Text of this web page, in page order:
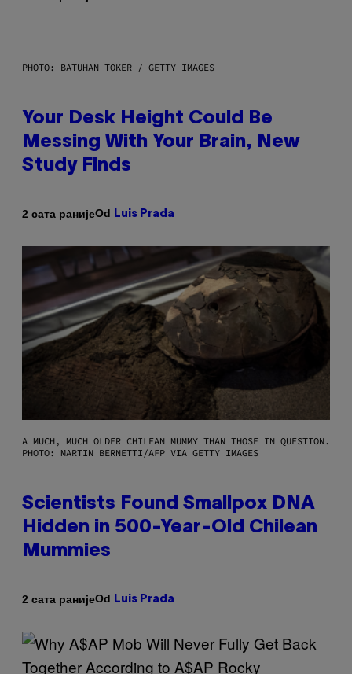
PHOTO: BATUHAN TOKER / GETTY IMAGES
Your Desk Height Could Be
Messing With Your Brain, New
Study Finds
2 сата ранијеOd Luis Prada
A MUCH, MUCH OLDER CHILEAN MUMMY THAN THOSE IN QUESTION.
PHOTO: MARTIN BERNETTI/AFP VIA GETTY IMAGES
Scientists Found Smallpox DNA
Hidden in 500-Year-Old Chilean
Mummies
2 сата ранијеOd Luis Prada